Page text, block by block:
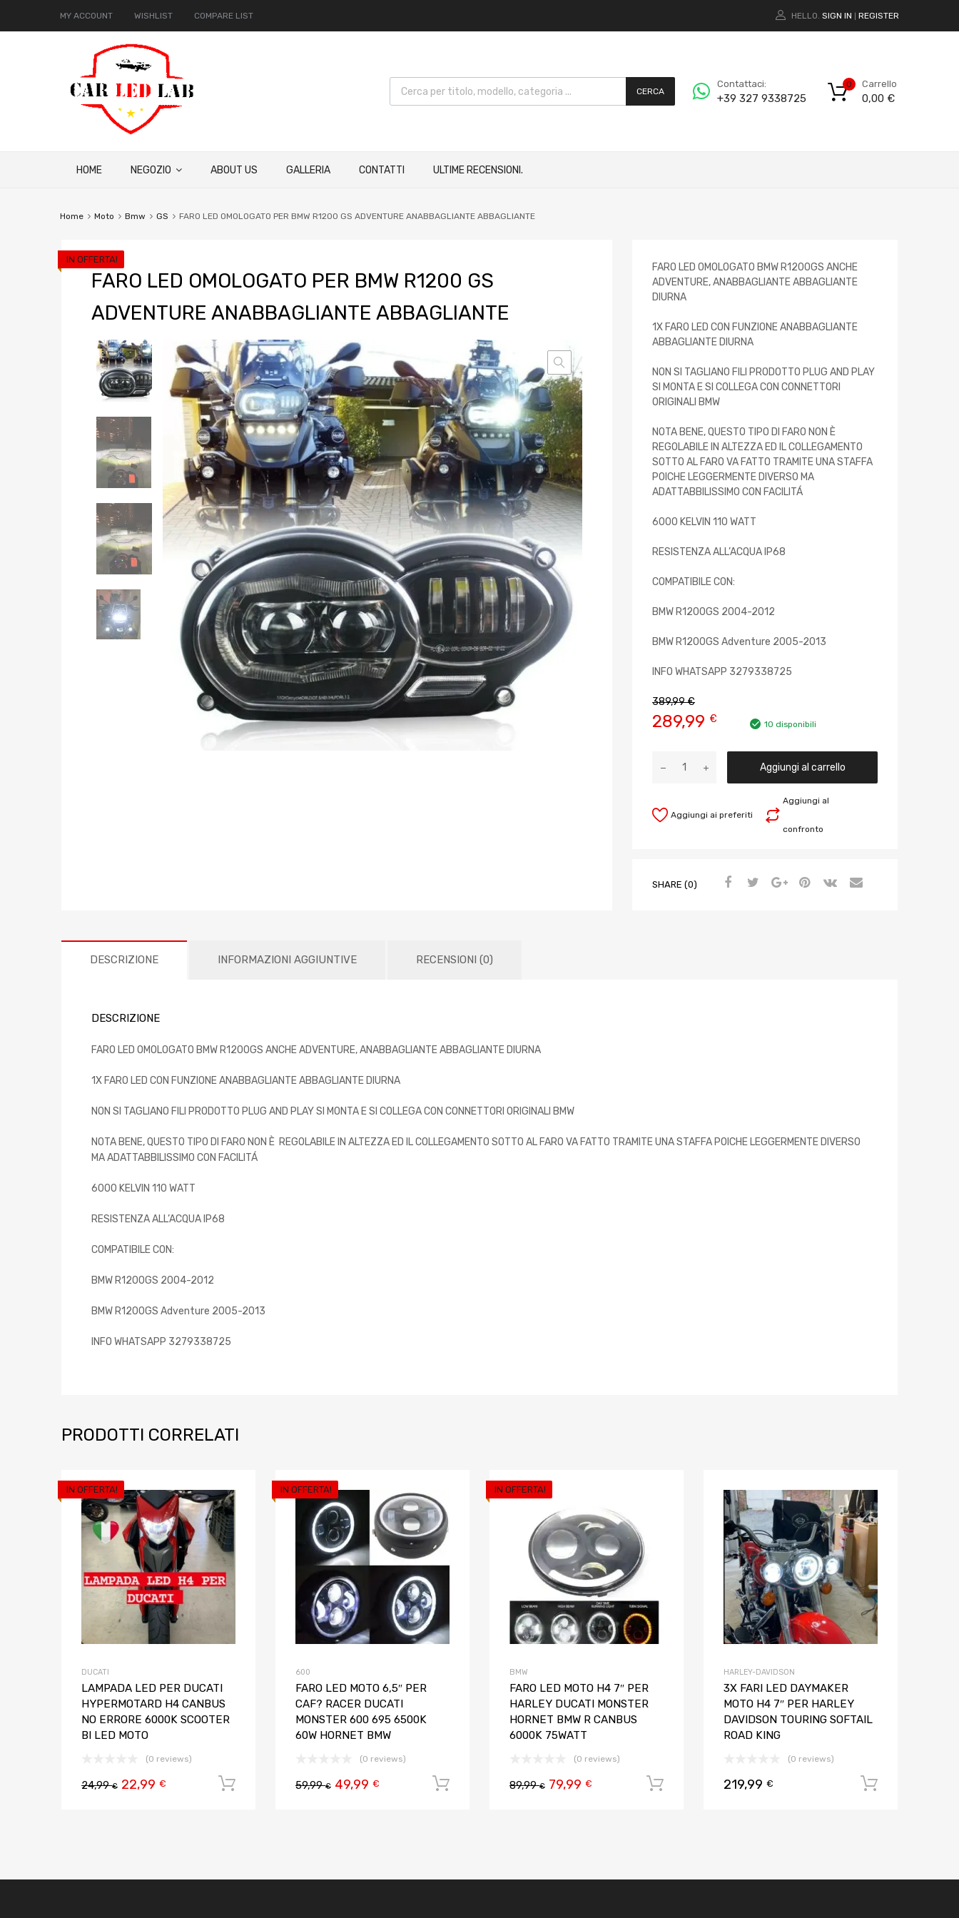
MY ACCOUNT WISHLIST COMPARE LIST HELLO. SIGN IN REGISTER
CERCA
Contattaci:
+39 327 9338725
Carrello
0,00 €
0
HOME NEGOZIO ABOUT US GALLERIA CONTATTI ULTIME RECENSIONI.
Home Moto Bmw GS FARO LED OMOLOGATO PER BMW R1200 GS ADVENTURE ANABBAGLIANTE ABBAGLIANTE
FARO LED OMOLOGATO PER BMW R1200 GS
ADVENTURE ANABBAGLIANTE ABBAGLIANTE
IN OFFERTA!
FARO LED OMOLOGATO BMW R1200GS ANCHE
ADVENTURE, ANABBAGLIANTE ABBAGLIANTE
DIURNA
1X FARO LED CON FUNZIONE ANABBAGLIANTE
ABBAGLIANTE DIURNA
NON SI TAGLIANO FILI PRODOTTO PLUG AND PLAY
SI MONTA E SI COLLEGA CON CONNETTORI
ORIGINALI BMW
NOTA BENE, QUESTO TIPO DI FARO NON È
REGOLABILE IN ALTEZZA ED IL COLLEGAMENTO
SOTTO AL FARO VA FATTO TRAMITE UNA STAFFA
POICHE LEGGERMENTE DIVERSO MA
ADATTABBILISSIMO CON FACILITÁ
6000 KELVIN 110 WATT
RESISTENZA ALL’ACQUA IP68
COMPATIBILE CON:
BMW R1200GS 2004-2012
BMW R1200GS Adventure 2005-2013
INFO WHATSAPP 3279338725
389,99€
289,99 € 10 disponibili
Aggiungi al carrello
Aggiungi al
confronto
Aggiungi ai preferiti
SHARE (0)
DESCRIZIONE INFORMAZIONI AGGIUNTIVE RECENSIONI (0)
DESCRIZIONE
FARO LED OMOLOGATO BMW R1200GS ANCHE ADVENTURE, ANABBAGLIANTE ABBAGLIANTE DIURNA
1X FARO LED CON FUNZIONE ANABBAGLIANTE ABBAGLIANTE DIURNA
NON SI TAGLIANO FILI PRODOTTO PLUG AND PLAY SI MONTA E SI COLLEGA CON CONNETTORI ORIGINALI BMW
NOTA BENE, QUESTO TIPO DI FARO NON È REGOLABILE IN ALTEZZA ED IL COLLEGAMENTO SOTTO AL FARO VA FATTO TRAMITE UNA STAFFA POICHE LEGGERMENTE DIVERSO
MA ADATTABBILISSIMO CON FACILITÁ
6000 KELVIN 110 WATT
RESISTENZA ALL’ACQUA IP68
COMPATIBILE CON:
BMW R1200GS 2004-2012
BMW R1200GS Adventure 2005-2013
INFO WHATSAPP 3279338725
PRODOTTI CORRELATI
IN OFFERTA!
Aggiungi ai preferiti
Aggiungi al confronto
DUCATI
LAMPADA LED PER DUCATI
HYPERMOTARD H4 CANBUS
NO ERRORE 6000K SCOOTER
BI LED MOTO
(0 reviews)
24,99€ 22,99 € Aggiungi al carrello
IN OFFERTA!
Aggiungi ai preferiti
600
FARO LED MOTO 6,5″ PER
CAF? RACER DUCATI
MONSTER 600 695 6500K
60W HORNET BMW
(0 reviews)
59,99€ 49,99 € Aggiungi al carrello
IN OFFERTA!
Aggiungi ai preferiti
Aggiungi al confronto
BMW
FARO LED MOTO H4 7″ PER
HARLEY DUCATI MONSTER
HORNET BMW R CANBUS
6000K 75WATT
(0 reviews)
89,99€ 79,99 € Aggiungi al carrello
HARLEY-DAVIDSON
3X FARI LED DAYMAKER
MOTO H4 7″ PER HARLEY
DAVIDSON TOURING SOFTAIL
ROAD KING
(0 reviews)
219,99 €